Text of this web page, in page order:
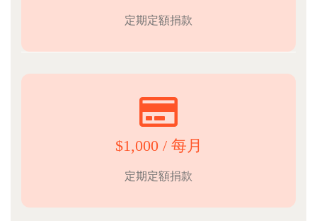
定期定額捐款
$1,000 / 每月
定期定額捐款